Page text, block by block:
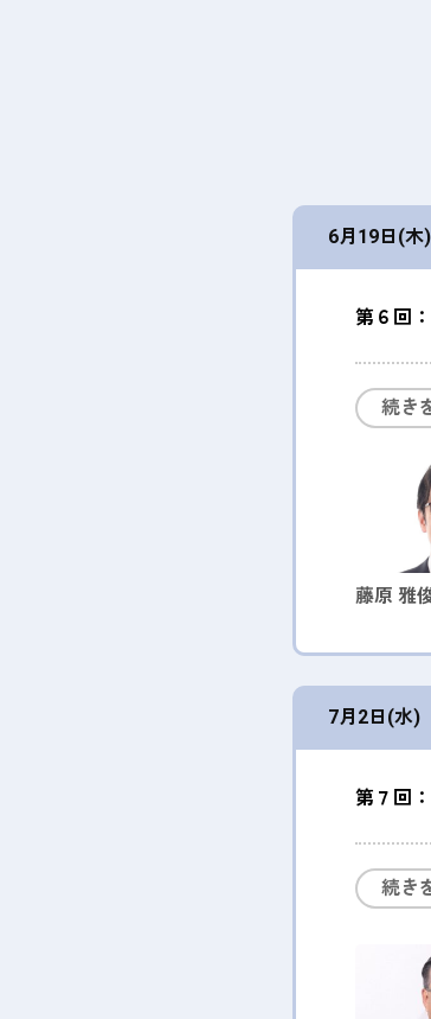
6月19日(木)
第６回
続き
藤原 雅
7月2日(水)
第７回
続き